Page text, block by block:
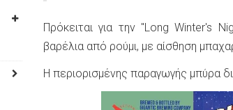
Πρόκειται για την "Long Winter's
βαρέλια από ρούμι, με αίσθηση
Η περιορισμένης παραγωγής μπύρα